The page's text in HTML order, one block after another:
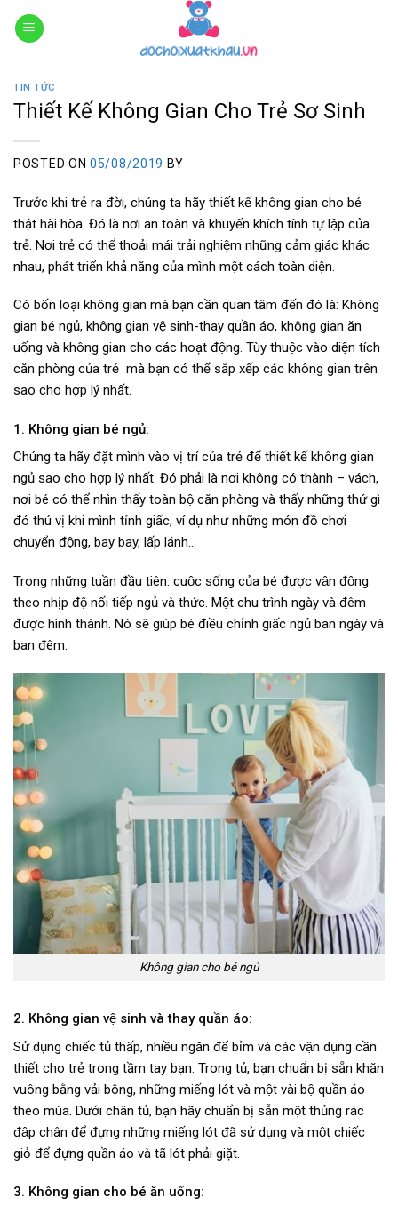
Skip
TIN TỨC
Thiết Kế Không Gian Cho Trẻ Sơ Sinh
POSTED ON 05/08/2019 BY
Trước khi trẻ ra đời, chúng ta hãy thiết kế không gian cho bé
thật hài hòa. Đó là nơi an toàn và khuyến khích tính tự lập của
trẻ. Nơi trẻ có thể thoải mái trải nghiệm những cảm giác khác
nhau, phát triển khả năng của mình một cách toàn diện.
Có bốn loại không gian mà bạn cần quan tâm đến đó là: Không
gian bé ngủ, không gian vệ sinh-thay quần áo, không gian ăn
uống và không gian cho các hoạt động. Tùy thuộc vào diện tích
căn phòng của trẻ mà bạn có thể sắp xếp các không gian trên
sao cho hợp lý nhất.
1. Không gian bé ngủ:
Chúng ta hãy đặt mình vào vị trí của trẻ để thiết kế không gian
ngủ sao cho hợp lý nhất. Đó phải là nơi không có thành – vách,
nơi bé có thể nhìn thấy toàn bộ căn phòng và thấy những thứ gì
đó thú vị khi mình tỉnh giấc, ví dụ như những món đồ chơi
chuyển động, bay bay, lấp lánh…
Trong những tuần đầu tiên. cuộc sống của bé được vận động
theo nhịp độ nối tiếp ngủ và thức. Một chu trình ngày và đêm
được hình thành. Nó sẽ giúp bé điều chỉnh giấc ngủ ban ngày và
ban đêm.
Không gian cho bé ngủ
2. Không gian vệ sinh và thay quần áo:
Sử dụng chiếc tủ thấp, nhiều ngăn để bỉm và các vận dụng cần
thiết cho trẻ trong tầm tay bạn. Trong tủ, bạn chuẩn bị sẵn khăn
vuông bằng vải bông, những miếng lót và một vài bộ quần áo
theo mùa. Dưới chân tủ, bạn hãy chuẩn bị sẵn một thủng rác
đập chân để đựng những miếng lót đã sử dụng và một chiếc
giỏ để đựng quần áo và tã lót phải giặt.
3. Không gian cho bé ăn uống: